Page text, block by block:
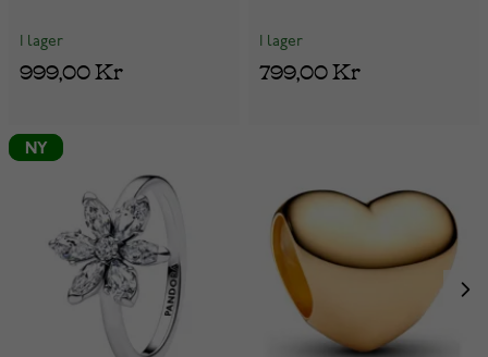
I lager
999,00 Kr
I lager
799,00 Kr
NY
NY